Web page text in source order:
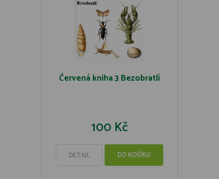
Červená kniha 3 Bezobratlí
100 Kč
DETAIL DO KOŠÍKU